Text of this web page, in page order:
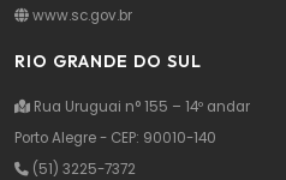
www.sc.gov.br
RIO GRANDE DO SUL
Rua Uruguai n° 155 – 14º andar
Porto Alegre - CEP: 90010-140
(51) 3225-7372